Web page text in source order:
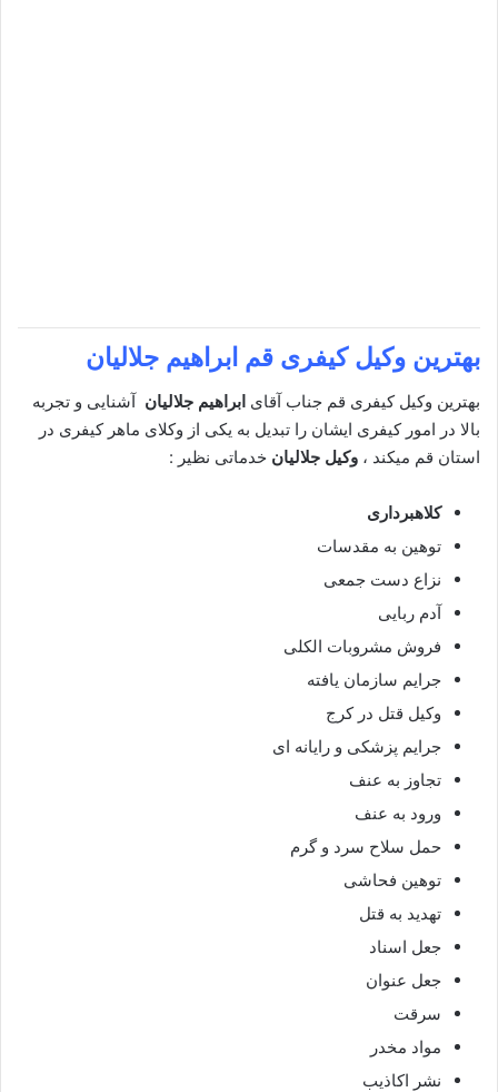
بهترین وکیل کیفری قم ابراهیم جلالیان
بهترین وکیل کیفری قم جناب آقای ابراهیم جلالیان آشنایی و تجربه
بالا در امور کیفری ایشان را تبدیل به یکی از وکلای ماهر کیفری در
استان قم میکند ، وکیل جلالیان خدماتی نظیر :
کلاهبرداری
توهین به مقدسات
نزاع دست جمعی
آدم ربایی
فروش مشروبات الکلی
جرایم سازمان یافته
وکیل قتل در کرج
جرایم پزشکی و رایانه ای
تجاوز به عنف
ورود به عنف
حمل سلاح سرد و گرم
توهین فحاشی
تهدید به قتل
جعل اسناد
جعل عنوان
سرقت
مواد مخدر
نشر اکاذیب